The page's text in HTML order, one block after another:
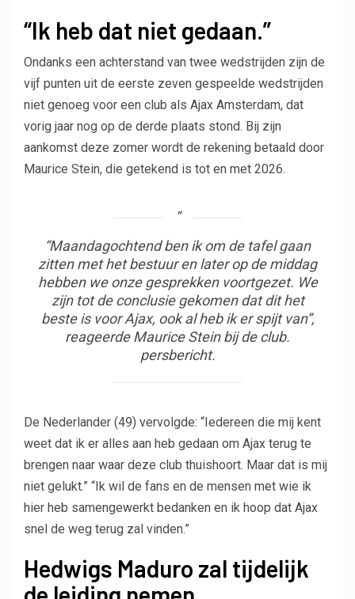
“Ik heb dat niet gedaan.”
Ondanks een achterstand van twee wedstrijden zijn de
vijf punten uit de eerste zeven gespeelde wedstrijden
niet genoeg voor een club als Ajax Amsterdam, dat
vorig jaar nog op de derde plaats stond. Bij zijn
aankomst deze zomer wordt de rekening betaald door
Maurice Stein, die getekend is tot en met 2026.
“Maandagochtend ben ik om de tafel gaan
zitten met het bestuur en later op de middag
hebben we onze gesprekken voortgezet. We
zijn tot de conclusie gekomen dat dit het
beste is voor Ajax, ook al heb ik er spijt van”,
reageerde Maurice Stein bij de club.
persbericht.
De Nederlander (49) vervolgde: “Iedereen die mij kent
weet dat ik er alles aan heb gedaan om Ajax terug te
brengen naar waar deze club thuishoort. Maar dat is mij
niet gelukt.” “Ik wil de fans en de mensen met wie ik
hier heb samengewerkt bedanken en ik hoop dat Ajax
snel de weg terug zal vinden.”
Hedwigs Maduro zal tijdelijk